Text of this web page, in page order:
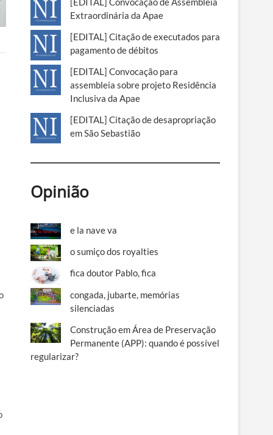
Extraordinária da Apae
[EDITAL] Citação de executados para
pagamento de débitos
[EDITAL] Convocação para
assembleia sobre projeto Residência
Inclusiva da Apae
[EDITAL] Citação de desapropriação
em São Sebastião
Opinião
e la nave va
o sumiço dos royalties
fica doutor Pablo, fica
congada, jubarte, memórias
silenciadas
Construção em Área de Preservação
Permanente (APP): quando é possível
regularizar?